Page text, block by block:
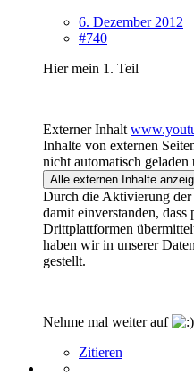
6. Dezember 2012
#740
Hier mein 1. Teil
Externer Inhalt
Inhalte von externen
nicht automatisch geladen
Alle externen Inhalte
Durch die Aktivierung der
damit einverstanden, dass
Drittplattformen
haben wir in unserer
gestellt.
Nehme mal weiter auf
Zitieren